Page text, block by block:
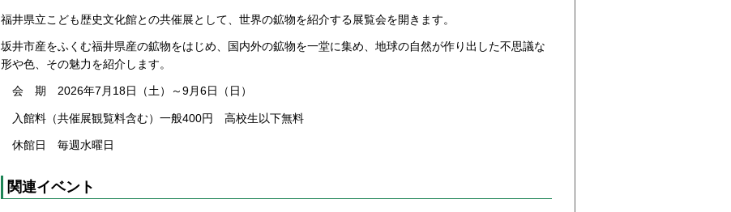
福井県立こども歴史文化館との共催展として、世界の鉱物を紹介する展覧会を開きます。
坂井市産をふくむ福井県産の鉱物をはじめ、国内外の鉱物を一堂に集め、地球の自然が作り出した不思議な
形や色、その魅力を紹介します。
会 期 2026年7月18日（土）～9月6日（日）
入館料（共催展観覧料含む）一般400円 高校生以下無料
休館日 毎週水曜日
関連イベント